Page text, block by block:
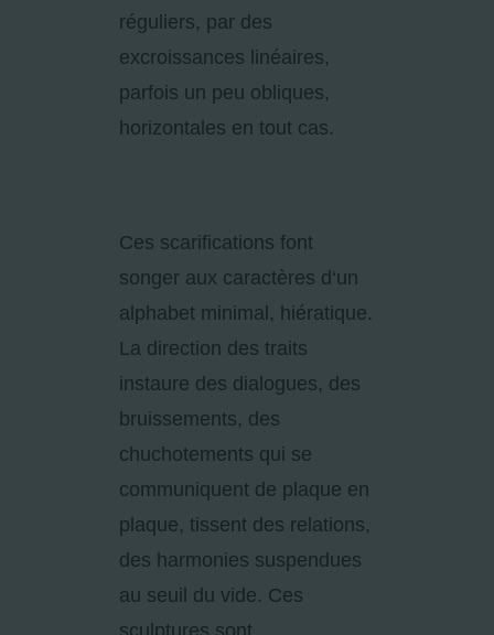
réguliers, par des
excroissances linéaires,
parfois un peu obliques,
horizontales en tout cas.
Ces scarifications font
songer aux caractères d‘un
alphabet minimal, hiératique.
La direction des traits
instaure des dialogues, des
bruissements, des
chuchotements qui se
communiquent de plaque en
plaque, tissent des relations,
des harmonies suspendues
au seuil du vide. Ces
sculptures sont